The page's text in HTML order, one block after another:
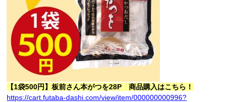
【1袋500円】板前さん本がつを28P 商品購入はこちら！
https://cart.futaba-dashi.com/view/item/000000000996?